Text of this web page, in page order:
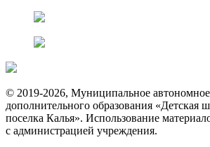
© 2019-2026, Муниципальное
дополнительного образования «Детская
поселка Калья». Использование
с администрацией учреждения.